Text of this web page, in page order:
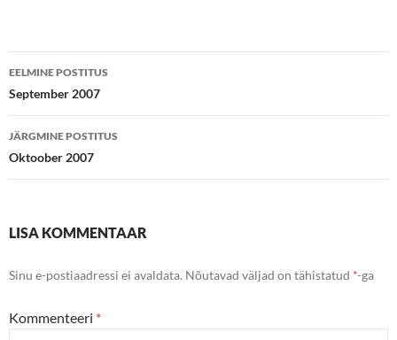
Postituste
töölaud
EELMINE POSTITUS
September 2007
JÄRGMINE POSTITUS
Oktoober 2007
LISA KOMMENTAAR
Sinu e-postiaadressi ei avaldata. Nõutavad väljad on tähistatud *-ga
Kommenteeri *